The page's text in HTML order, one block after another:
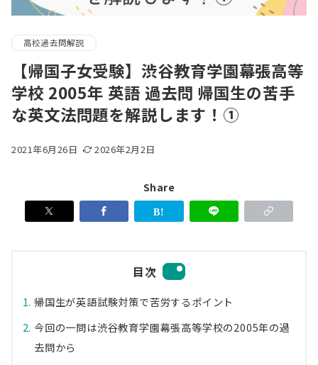
高校過去問解説
【帰国子女受験】渋谷教育学園幕張高等
学校 2005年 英語 過去問 帰国生の苦手
な英文法問題を解説します！①
2021年6月26日 2026年2月2日
Share
目次
帰国生が英語試験対策で苦労するポイント
今回の一問は渋谷教育学園幕張高等学校の2005年の過
去問から